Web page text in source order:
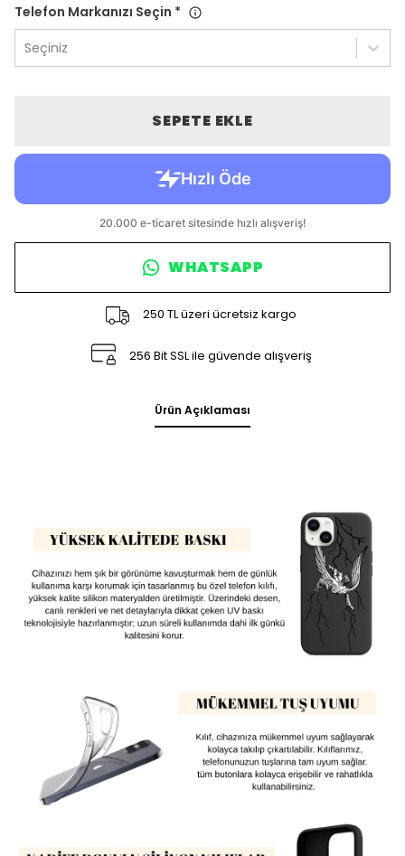
Telefon Markanızı Seçin *
Seçiniz
SEPETE EKLE
WHATSAPP
250 TL üzeri ücretsiz kargo
256 Bit SSL ile güvende alışveriş
Ürün Açıklaması